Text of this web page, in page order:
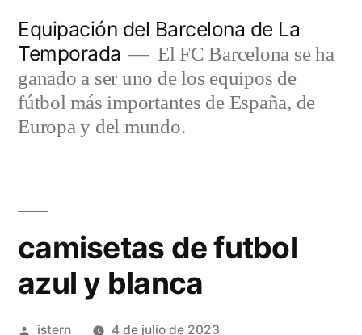
contenido
Equipación del Barcelona de La
Temporada
El FC Barcelona se ha
ganado a ser uno de los equipos de
fútbol más importantes de España, de
Europa y del mundo.
camisetas de futbol
azul y blanca
Publicado
istern 4 de julio de 2023